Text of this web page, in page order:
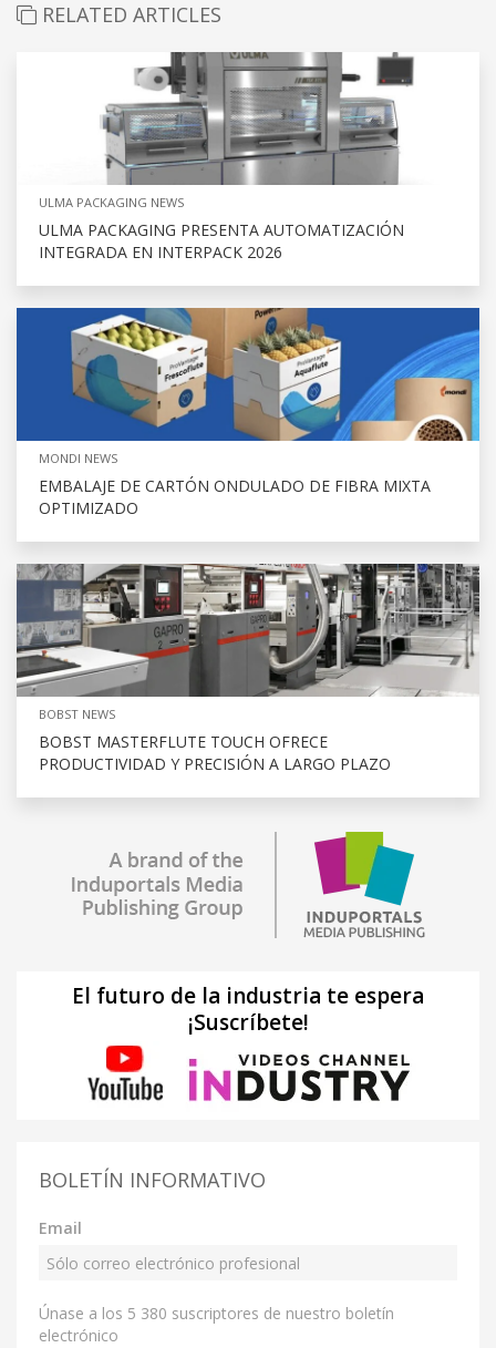
RELATED ARTICLES
ULMA PACKAGING NEWS
ULMA PACKAGING PRESENTA AUTOMATIZACIÓN
INTEGRADA EN INTERPACK 2026
MONDI NEWS
EMBALAJE DE CARTÓN ONDULADO DE FIBRA MIXTA
OPTIMIZADO
BOBST NEWS
BOBST MASTERFLUTE TOUCH OFRECE
PRODUCTIVIDAD Y PRECISIÓN A LARGO PLAZO
El futuro de la industria te espera
¡Suscríbete!
BOLETÍN INFORMATIVO
Email
Únase a los 5 380 suscriptores de nuestro boletín
electrónico